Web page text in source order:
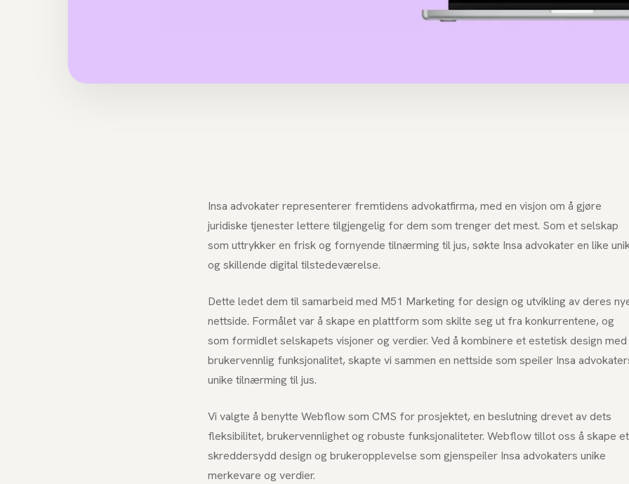
Insa advokater representerer fremtidens advokatfirma, med en visjon om å gjøre
juridiske tjenester lettere tilgjengelig for dem som trenger det mest. Som et selskap
som uttrykker en frisk og fornyende tilnærming til jus, søkte Insa advokater en like
og skillende digital tilstedeværelse.
Dette ledet dem til samarbeid med M51 Marketing for design og utvikling av deres
nettside. Formålet var å skape en plattform som skilte seg ut fra konkurrentene, og
som formidlet selskapets visjoner og verdier. Ved å kombinere et estetisk design med
brukervennlig funksjonalitet, skapte vi sammen en nettside som speiler Insa
unike tilnærming til jus.
Vi valgte å benytte Webflow som CMS for prosjektet, en beslutning drevet av dets
fleksibilitet, brukervennlighet og robuste funksjonaliteter. Webflow tillot oss å skape et
skreddersydd design og brukeropplevelse som gjenspeiler Insa advokaters unike
merkevare og verdier.